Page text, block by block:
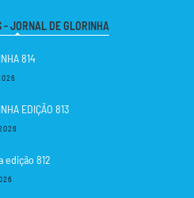
- JORNAL DE GLORINHA
814
EDIÇÃO 813
edição 812